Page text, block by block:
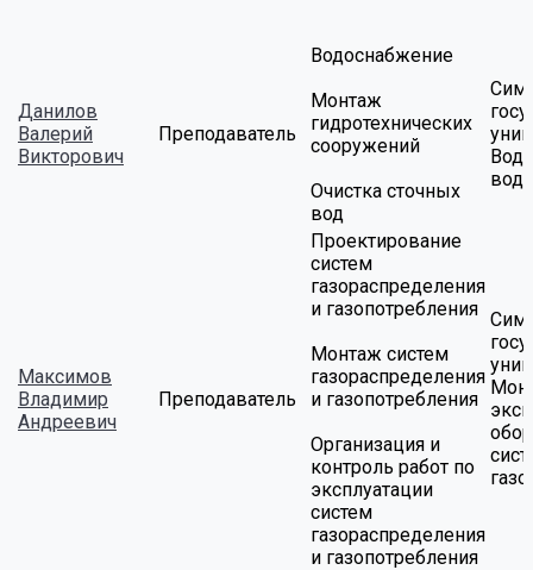
Данилов
Валерий
Викторович
Преподаватель
Водоснабжение
Монтаж
гидротехнических
сооружений
Очистка сточных
вод
Максимов
Владимир
Андреевич
Преподаватель
Проектирование
систем
газораспределения
и газопотребления
Монтаж систем
газораспределения
и газопотребления
Организация и
контроль работ по
эксплуатации
систем
газораспределения
и газопотребления